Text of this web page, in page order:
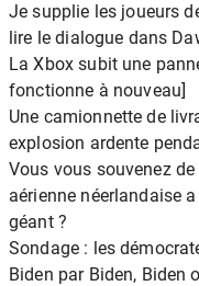
Je supplie les joueurs
lire le dialogue dans
La Xbox subit une
fonctionne à nouveau]
Une camionnette de
explosion ardente
Vous vous souvenez
aérienne néerlandaise
géant ?
Sondage : les
Biden par Biden, Biden